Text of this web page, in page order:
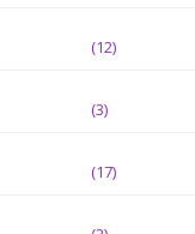
(12)
(3)
(17)